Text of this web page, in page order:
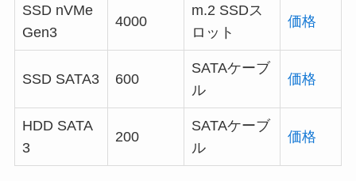
SSD nVMe
Gen3
4000
m.2 SSDス
ロット
価格
SSD SATA3 600
SATAケーブ
ル
価格
HDD SATA
3
200
SATAケーブ
ル
価格